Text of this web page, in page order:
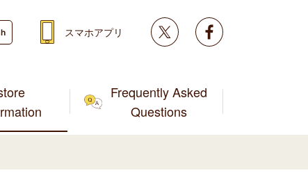
Frequently Asked
Questions
スマホアプリ Twitter